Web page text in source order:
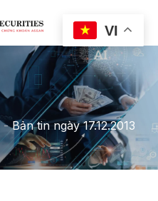
-Bản tin ngày 17.12.2013
VI